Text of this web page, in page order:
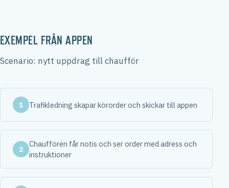
EXEMPEL FRÅN APPEN
Scenario: nytt uppdrag till chaufför
1 Trafikledning skapar körorder och skickar till appen
2
Chauffören får notis och ser order med adress och
instruktioner